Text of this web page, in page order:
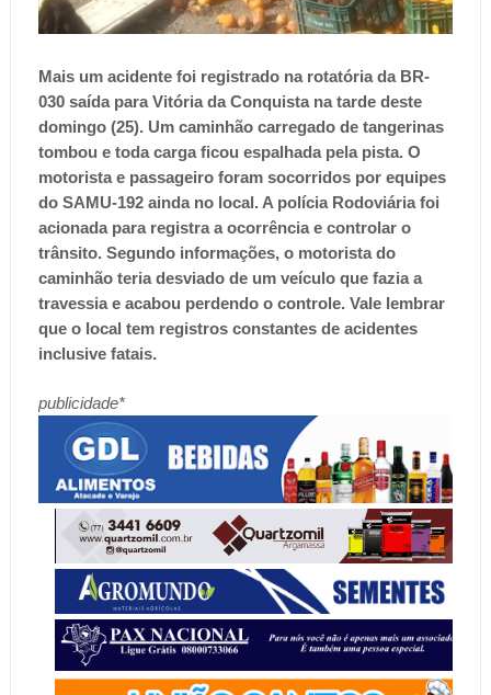
Mais um acidente foi registrado na rotatória da BR-
030 saída para Vitória da Conquista na tarde deste
domingo (25). Um caminhão carregado de tangerinas
tombou e toda carga ficou espalhada pela pista. O
motorista e passageiro foram socorridos por equipes
do SAMU-192 ainda no local. A polícia Rodoviária foi
acionada para registra a ocorrência e controlar o
trânsito. Segundo informações, o motorista do
caminhão teria desviado de um veículo que fazia a
travessia e acabou perdendo o controle. Vale lembrar
que o local tem registros constantes de acidentes
inclusive fatais.
publicidade*